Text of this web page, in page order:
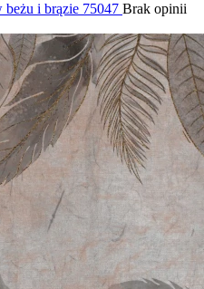
beżu i brązie 75047 Brak opinii